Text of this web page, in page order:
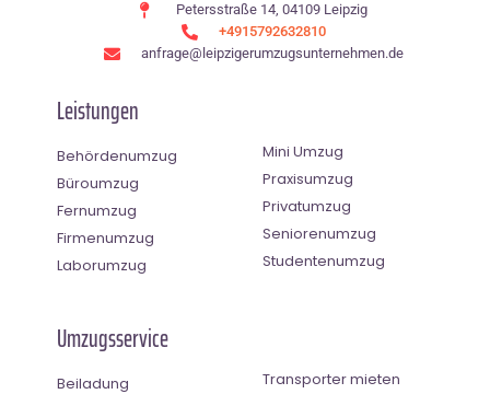
Petersstraße 14, 04109 Leipzig
+4915792632810
anfrage@leipzigerumzugsunternehmen.de
Leistungen
Behördenumzug
Büroumzug
Fernumzug
Firmenumzug
Laborumzug
Mini Umzug
Praxisumzug
Privatumzug
Seniorenumzug
Studentenumzug
Umzugsservice
Beiladung Transporter mieten